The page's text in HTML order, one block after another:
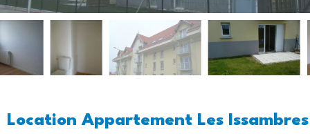
Location Appartement Les Issambres